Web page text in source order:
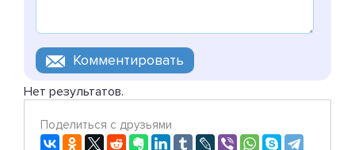
Нет результатов.
Поделиться с друзьями